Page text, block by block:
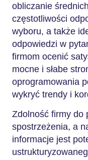
obliczanie
częstotliwości
wyboru, a także
odpowiedzi w
firmom ocenić
mocne i słabe
oprogramowania
wykryć trendy i
Zdolność firmy do
spostrzeżenia, a
informacje jest